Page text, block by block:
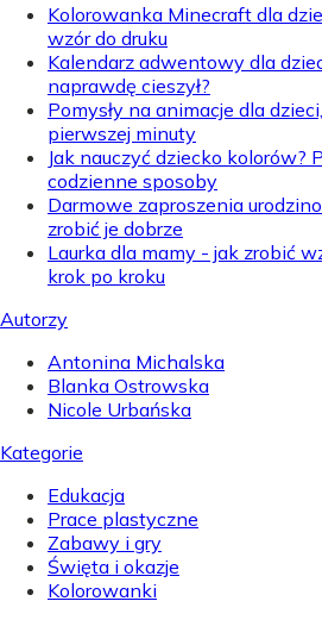
Kolorowanka Minecraft dla
wzór do druku
Kalendarz adwentowy dla
naprawdę cieszył?
Pomysły na animacje dla
pierwszej minuty
Jak nauczyć dziecko kolorów?
codzienne sposoby
Darmowe zaproszenia
zrobić je dobrze
Laurka dla mamy - jak zrobić
krok po kroku
Autorzy
Antonina Michalska
Blanka Ostrowska
Nicole Urbańska
Kategorie
Edukacja
Prace plastyczne
Zabawy i gry
Święta i okazje
Kolorowanki